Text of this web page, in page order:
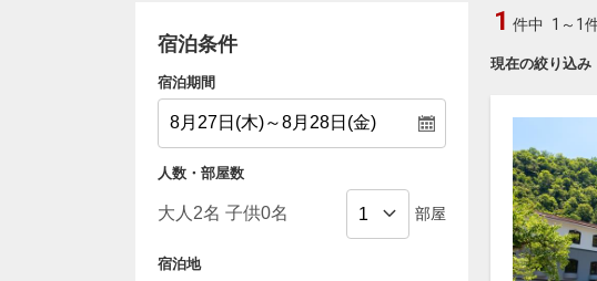
クラ
宿泊条件
宿泊期間
人数・部屋数
部屋
宿泊地
現在の絞り込み
1 件中 1～1